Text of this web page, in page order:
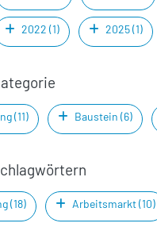
2022 (1) 2025 (1)
(11) Baustein (6)
(18) Arbeitsmarkt (10)